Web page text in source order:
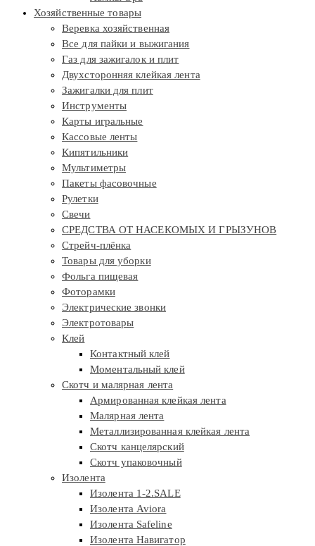
Хозяйственные товары
Веревка хозяйственная
Все для пайки и выжигания
Газ для зажигалок и плит
Двухсторонняя клейкая лента
Зажигалки для плит
Инструменты
Карты игральные
Кассовые ленты
Кипятильники
Мультиметры
Пакеты фасовочные
Рулетки
Свечи
СРЕДСТВА ОТ НАСЕКОМЫХ И ГРЫЗУНОВ
Стрейч-плёнка
Товары для уборки
Фольга пищевая
Фоторамки
Электрические звонки
Электротовары
Клей
Контактный клей
Моментальный клей
Скотч и малярная лента
Армированная клейкая лента
Малярная лента
Металлизированная клейкая лента
Скотч канцелярский
Скотч упаковочный
Изолента
Изолента 1-2.SALE
Изолента Aviora
Изолента Safeline
Изолента Навигатор